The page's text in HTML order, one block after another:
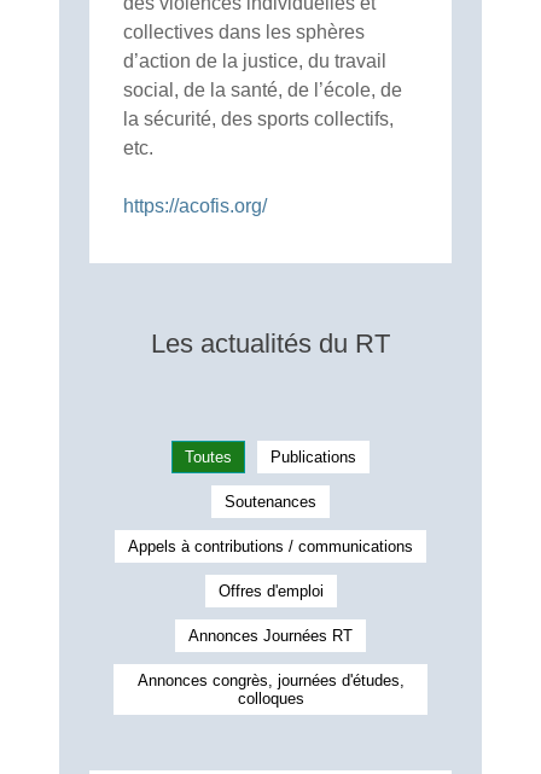
collectives dans les sphères
d’action de la justice, du travail
social, de la santé, de l’école, de
la sécurité, des sports collectifs,
etc.
https://acofis.org/
Les actualités du RT
Toutes Publications
Soutenances
Appels à contributions / communications
Offres d'emploi
Annonces Journées RT
Annonces congrès, journées d'études,
colloques